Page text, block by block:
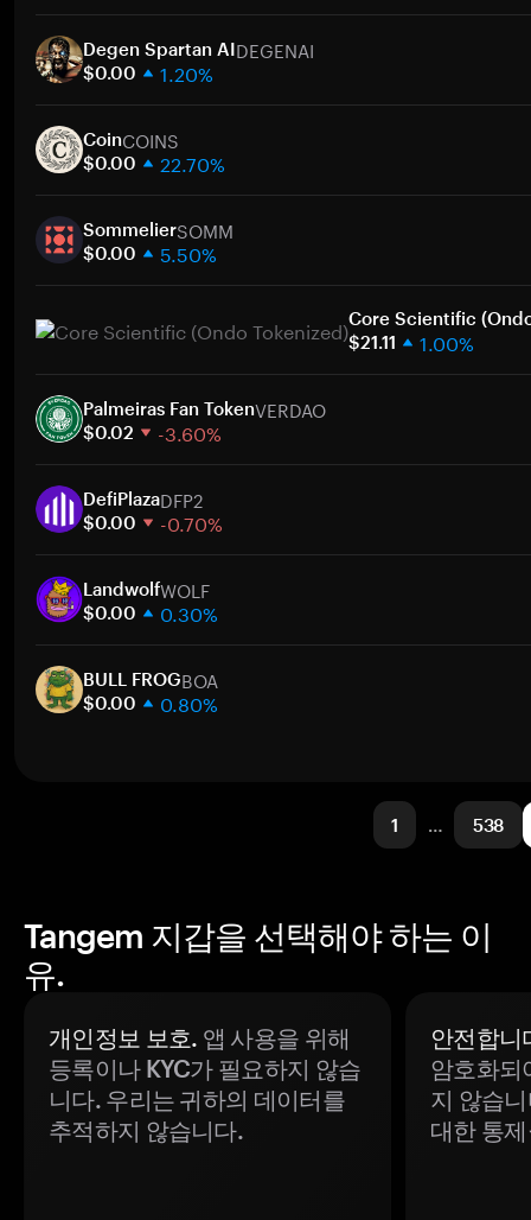
30일
시가총액
Degen Spartan AIDEGENAI
$0.00 1.20%
30일
시가총액
CoinCOINS
$0.00 22.70%
30일
시가총액
SommelierSOMM
$0.00 5.50%
30일
시가총액
Core Scientific
$21.11
1.00%
30일
시가총액
Palmeiras Fan TokenVERDAO
$0.02 -3.60%
30일
시가총액
DefiPlazaDFP2
$0.00 -0.70%
30일
시가총액
LandwolfWOLF
$0.00 0.30%
30일
시가총액
BULL FROGBOA
$0.00 0.80%
1 … 538
Tangem 지갑을 선택해야 하는 이
유.
개인정보 보호. 앱 사용을 위해
등록이나 KYC가 필요하지 않습
니다. 우리는 귀하의 데이터를
추적하지 않습니다.
안전합니
암호화되
지 않습
대한 통